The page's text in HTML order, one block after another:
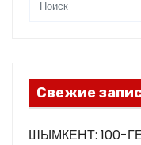
Свежие
ШЫМКЕНТ: 100-